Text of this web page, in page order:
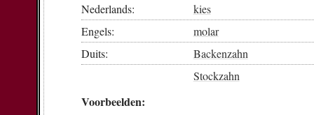
Nederlands:
kies
Engels:
molar
Duits:
Backenzahn
Stockzahn
Voorbeelden: